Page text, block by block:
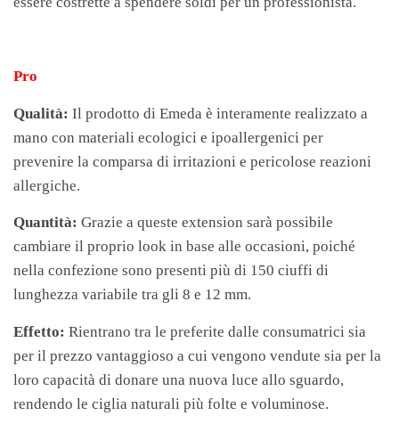
Pro
Qualità: Il prodotto di Emeda è interamente realizzato a
mano con materiali ecologici e ipoallergenici per
prevenire la comparsa di irritazioni e pericolose reazioni
allergiche.
Quantità: Grazie a queste extension sarà possibile
cambiare il proprio look in base alle occasioni, poiché
nella confezione sono presenti più di 150 ciuffi di
lunghezza variabile tra gli 8 e 12 mm.
Effetto: Rientrano tra le preferite dalle consumatrici sia
per il prezzo vantaggioso a cui vengono vendute sia per la
loro capacità di donare una nuova luce allo sguardo,
rendendo le ciglia naturali più folte e voluminose.